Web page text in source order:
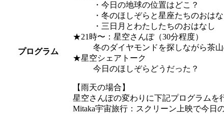
プログラム
・今日の地球の位置はどこ？
・冬のほしぞらと星座たちのおは
・三日月とわたしたちのおはなし
★21時〜：星空さんぽ（30分程度）
冬のダイヤモンドを探しながら茶
★星空シェアトーク
今日のほしぞらどうだった？
【雨天の場合】
星空さんぽの変わりに下記プログラムを
Mitaka宇宙旅行：スクリーン上映で今日